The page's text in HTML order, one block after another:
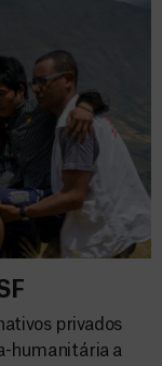
privados
humanitária a